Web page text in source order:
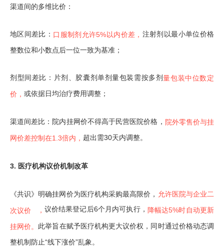
渠道间的多维比价：
地区间差比： 口服制剂允许5%以内价差， 注射剂以最小单位价格
整数位和小数点后一位一致为基准；
剂型间差比：片剂、胶囊剂单剂量包装需按多剂量包装中位数定
价， 或依据日均治疗费用调整；
渠道间差比：院内挂网价不得高于民营医院价格， 院外零售价与挂
网价差控制在1.3倍内， 超出需30天内调整。
3. 医疗机构议价机制改革
《共识》明确挂网价为医疗机构采购最高限价， 允许医院与企业二
次议价 ， 议价结果登记后6个月内可执行， 降幅达5%时自动更新
挂网价。 此举旨在赋予医疗机构更大议价权，同时通过价格动态调
整机制防止“线下涨价”乱象。